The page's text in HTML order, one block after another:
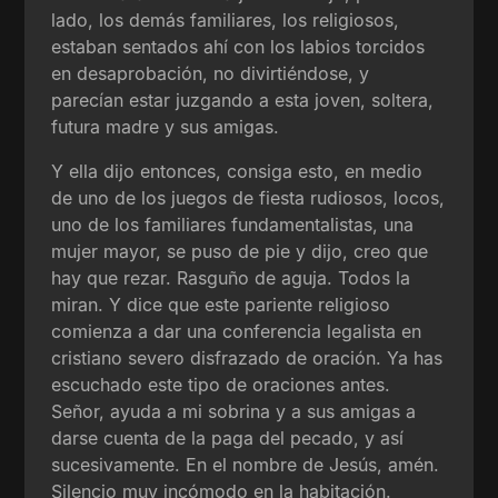
lado, los demás familiares, los religiosos,
estaban sentados ahí con los labios torcidos
en desaprobación, no divirtiéndose, y
parecían estar juzgando a esta joven, soltera,
futura madre y sus amigas.
Y ella dijo entonces, consiga esto, en medio
de uno de los juegos de fiesta rudiosos, locos,
uno de los familiares fundamentalistas, una
mujer mayor, se puso de pie y dijo, creo que
hay que rezar. Rasguño de aguja. Todos la
miran. Y dice que este pariente religioso
comienza a dar una conferencia legalista en
cristiano severo disfrazado de oración. Ya has
escuchado este tipo de oraciones antes.
Señor, ayuda a mi sobrina y a sus amigas a
darse cuenta de la paga del pecado, y así
sucesivamente. En el nombre de Jesús, amén.
Silencio muy incómodo en la habitación.